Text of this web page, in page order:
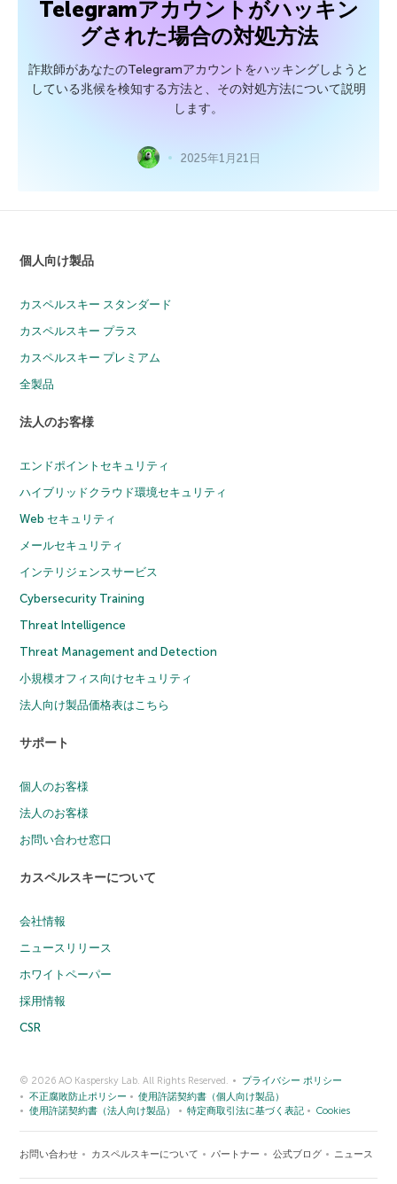
Telegramアカウントがハッキン
グされた場合の対処方法
詐欺師があなたのTelegramアカウントをハッキングしようと
している兆候を検知する方法と、その対処方法について説明
します。
2025年1月21日
個人向け製品
カスペルスキー スタンダード
カスペルスキー プラス
カスペルスキー プレミアム
全製品
法人のお客様
エンドポイントセキュリティ
ハイブリッドクラウド環境セキュリティ
Web セキュリティ
メールセキュリティ
インテリジェンスサービス
Cybersecurity Training
Threat Intelligence
Threat Management and Detection
小規模オフィス向けセキュリティ
法人向け製品価格表はこちら
サポート
個人のお客様
法人のお客様
お問い合わせ窓口
カスペルスキーについて
会社情報
ニュースリリース
ホワイトペーパー
採用情報
CSR
© 2026 AO Kaspersky Lab. All Rights Reserved.
プライバシー ポリシー
不正腐敗防止ポリシー
使用許諾契約書（個人向け製品）
使用許諾契約書（法人向け製品）
特定商取引法に基づく表記 Cookies
お問い合わせ カスペルスキーについて パートナー 公式ブログ ニュース